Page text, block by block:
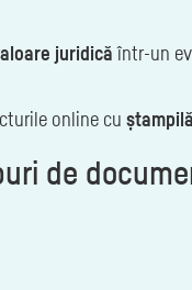
juridicăîntr-un
online cu
de